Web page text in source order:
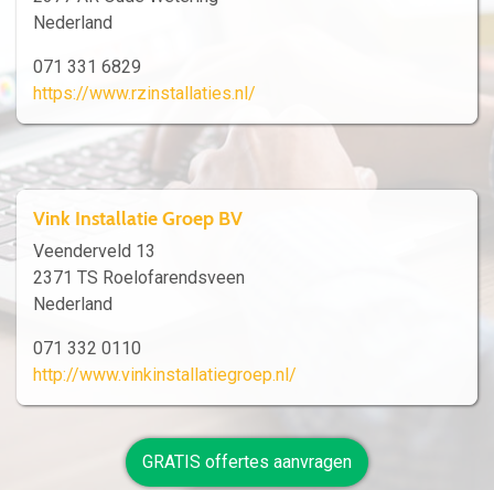
Nederland
071 331 6829
https://www.rzinstallaties.nl/
Vink Installatie Groep BV
Veenderveld 13
2371 TS Roelofarendsveen
Nederland
071 332 0110
http://www.vinkinstallatiegroep.nl/
GRATIS offertes aanvragen